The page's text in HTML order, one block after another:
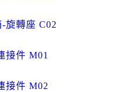
旋轉座 C02
接件 M01
接件 M02